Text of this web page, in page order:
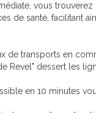
vous
de santé, facilitant
de transports en
Revel" dessert les
en 10 minutes